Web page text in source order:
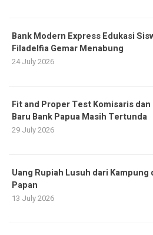
Bank Modern Express Edukasi
Filadelfia Gemar Menabung
24 July 2026
Fit and Proper Test Komisaris dan
Baru Bank Papua Masih Tertunda
29 July 2026
Uang Rupiah Lusuh dari Kampung
Papan
13 July 2026